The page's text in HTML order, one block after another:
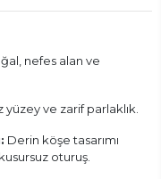
nefes alan ve
yüzey ve zarif parlaklık.
Derin köşe tasarımı
oturuş.